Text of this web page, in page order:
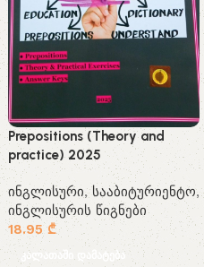
Prepositions (Theory and
practice) 2025
ინგლისური,სააბიტურიენტო,
ინგლისურის წიგნები
18.95₾
კალათაში დამატება